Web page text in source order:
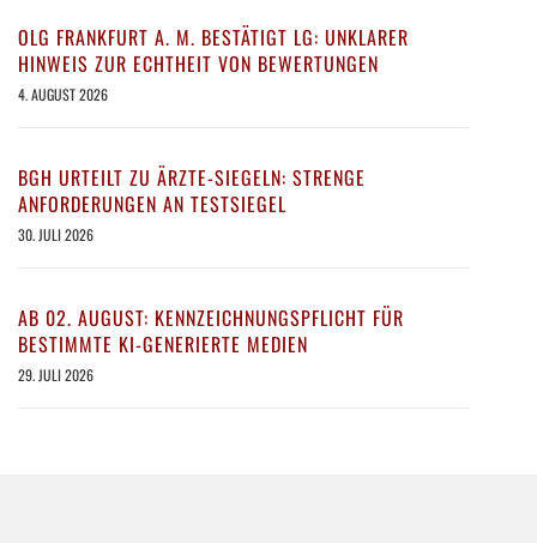
OLG FRANKFURT A. M. BESTÄTIGT LG: UNKLARER
HINWEIS ZUR ECHTHEIT VON BEWERTUNGEN
4. AUGUST 2026
BGH URTEILT ZU ÄRZTE-SIEGELN: STRENGE
ANFORDERUNGEN AN TESTSIEGEL
30. JULI 2026
AB 02. AUGUST: KENNZEICHNUNGSPFLICHT FÜR
BESTIMMTE KI-GENERIERTE MEDIEN
29. JULI 2026